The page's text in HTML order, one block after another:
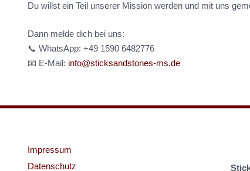
Du willst ein Teil unserer Mission werden und mit uns
Dann melde dich bei uns:
📞 WhatsApp: +49 1590 6482776
📧 E-Mail: info@sticksandstones-ms.de
Impressum
Datenschutz